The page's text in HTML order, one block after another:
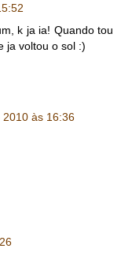
k ja ia! Quando tou
ja voltou o sol :)
às 16:36